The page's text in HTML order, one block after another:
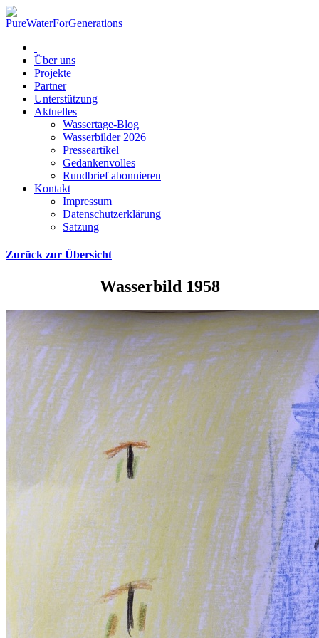
Über uns
Projekte
Partner
Unterstützung
Aktuelles
Wassertage-Blog
Wasserbilder 2026
Presseartikel
Gedankenvolles
Rundbrief abonnieren
Kontakt
Impressum
Datenschutzerklärung
Satzung
Zurück zur Übersicht
Wasserbild 1958